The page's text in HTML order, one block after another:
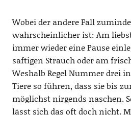
Wobei der andere Fall
wahrscheinlicher ist: Am
immer wieder eine Pause
saftigen Strauch oder am
Weshalb Regel Nummer drei
Tiere so führen, dass sie bis
möglichst nirgends naschen.
lässt sich das oft doch nicht.